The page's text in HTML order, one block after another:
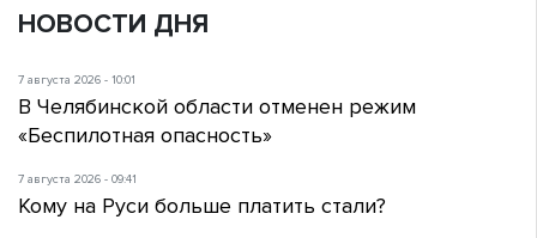
НОВОСТИ ДНЯ
7 августа 2026 - 10:01
В Челябинской области отменен режим
«Беспилотная опасность»
7 августа 2026 - 09:41
Кому на Руси больше платить стали?